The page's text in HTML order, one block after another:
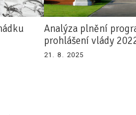
Analýza plnění
prohlášení vlády
21. 8. 2025